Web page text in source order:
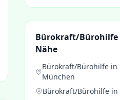
Bürokraft/Bürohilfe
Nähe
Bürokraft/Bürohilfe in
München
Bürokraft/Bürohilfe in